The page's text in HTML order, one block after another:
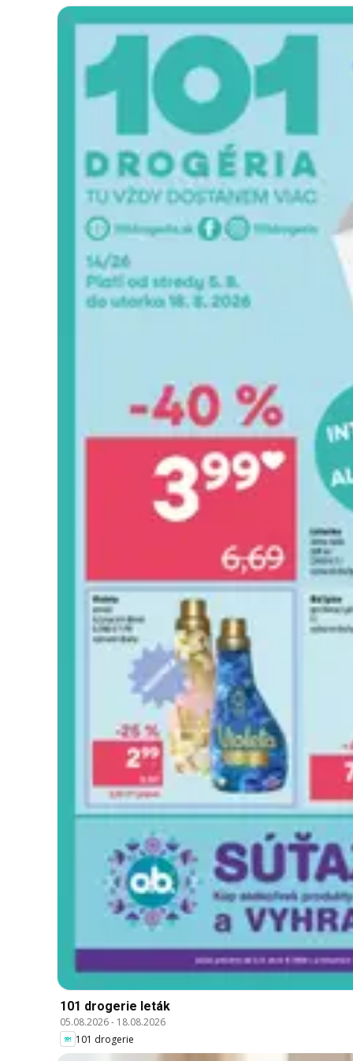
101 drogerie leták
05.08.2026- 18.08.2026
101 drogerie